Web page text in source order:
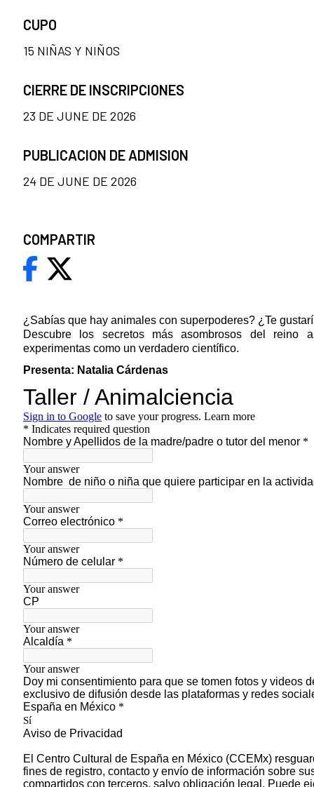
¿Sabías que hay animales con superpoderes? ¿Te
Descubre los secretos más asombrosos del reino
experimentas como un verdadero científico.
Presenta: Natalia Cárdenas
CUPO
15 NIÑAS Y NIÑOS
CIERRE DE INSCRIPCIONES
23 DE JUNE DE 2026
PUBLICACION DE ADMISION
24 DE JUNE DE 2026
COMPARTIR